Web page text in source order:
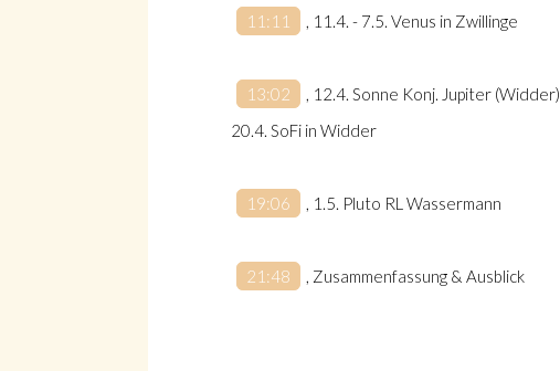
11:11 , 11.4. - 7.5. Venus in Zwillinge
13:02
, 12.4. Sonne Konj. Jupiter (Widder)
20.4. SoFi in Widder
19:06 , 1.5. Pluto RL Wassermann
21:48 , Zusammenfassung & Ausblick